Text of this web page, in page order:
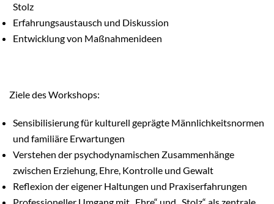
Stolz
Erfahrungsaustausch und Diskussion
Entwicklung von Maßnahmenideen
Ziele des Workshops:
Sensibilisierung für kulturell geprägte Männlichkeitsnormen
und familiäre Erwartungen
Verstehen der psychodynamischen Zusammenhänge
zwischen Erziehung, Ehre, Kontrolle und Gewalt
Reflexion der eigener Haltungen und Praxiserfahrungen
Professioneller Umgang mit „Ehre“ und „Stolz“ als zentrale